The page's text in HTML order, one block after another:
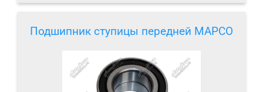
Подшипник ступицы передней MAPCO